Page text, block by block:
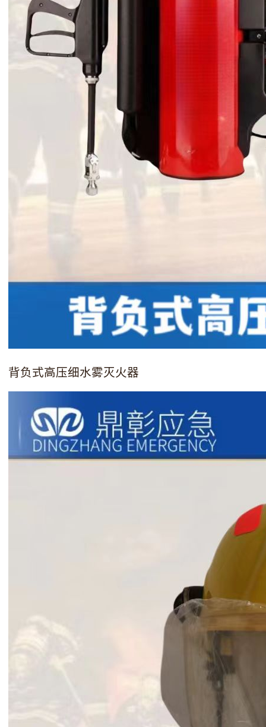
背负式高压细水雾灭火器